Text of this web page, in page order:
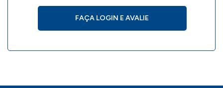
16,5x8,5x8,5cm;
IMPORTANTE:
FAÇA LOGIN E AVALIE